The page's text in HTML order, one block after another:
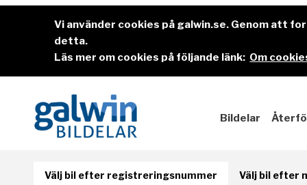
Vi använder cookies på galwin.se. Genom att
detta.
Läs mer om cookies på följande länk: Om
Bildelar
Välj bil efter registreringsnummer Välj bil efter